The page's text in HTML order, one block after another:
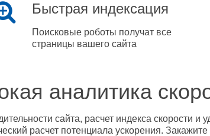
Быстрая индексация
Поисковые роботы получат все
страницы вашего сайта
аналитика
сайта, расчет индекса скорости и
расчет потенциала ускорения. Закажите